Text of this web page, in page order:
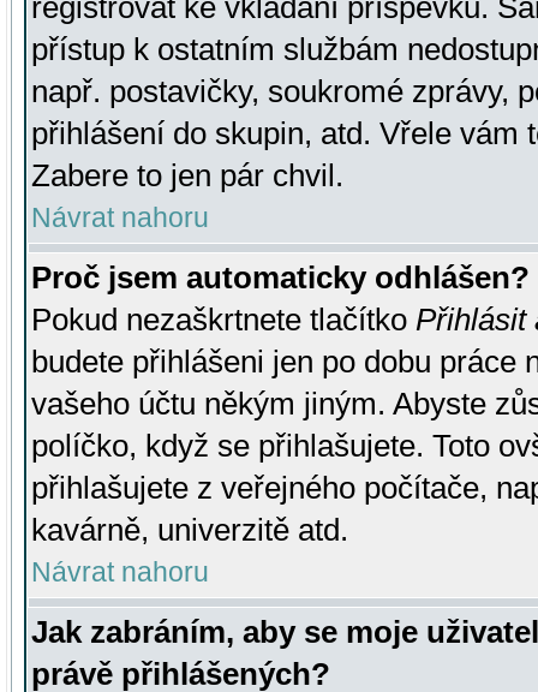
registrovat ke vkládání příspěvků.
přístup k ostatním službám
např. postavičky, soukromé zprávy,
přihlášení do skupin, atd. Vřele vám
Zabere to jen pár chvil.
Návrat nahoru
Proč jsem automaticky odhlášen?
Pokud nezaškrtnete tlačítko Přihlásit
budete přihlášeni jen po dobu práce
vašeho účtu někým jiným. Abyste
políčko, když se přihlašujete. Toto
přihlašujete z veřejného počítače,
kavárně, univerzitě atd.
Návrat nahoru
Jak zabráním, aby se moje
právě přihlášených?